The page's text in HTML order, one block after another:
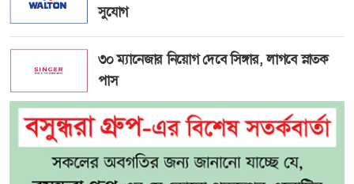
সুযোগ
৩০ ম্যানেজার নিয়োগ দেবে সিঙ্গার, লাগবে স্নাতক
পাস